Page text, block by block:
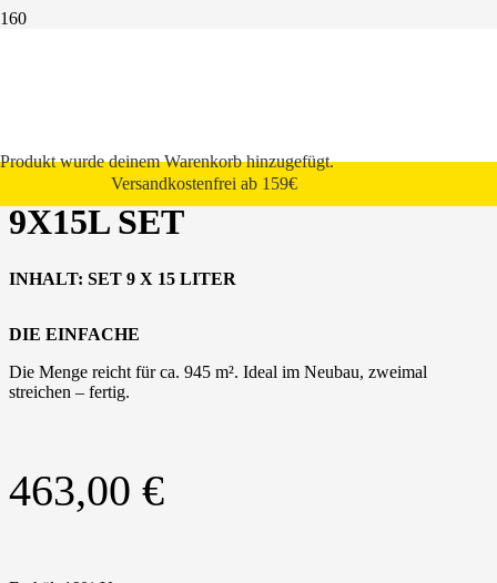
Produktwurde deinem Warenkorb hinzugefügt.
Versandkostenfrei ab 159€
STOCOLOR BASIC WEISS 9
X15L SET
INHALT: SET 9 X 15 LITER
DIE EINFACHE
Die Menge reicht für ca. 945 m². Ideal im Neubau, zweimal
streichen – fertig.
463,00 €